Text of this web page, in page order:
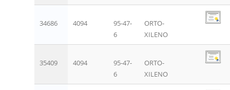
34686 4094
95-47-
6
ORTO-
XILENO
35409 4094
95-47-
6
ORTO-
XILENO